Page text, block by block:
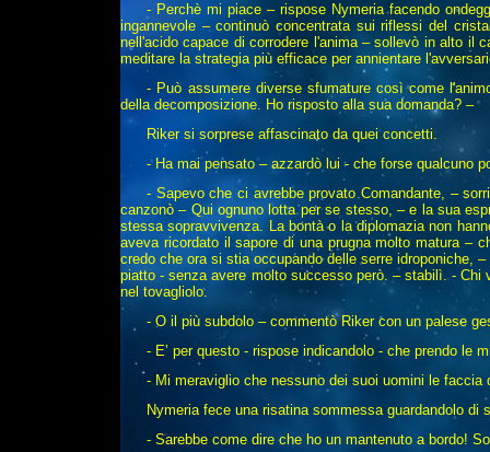
- Perchè mi piace – rispose Nymeria facendo
ingannevole – continuò concentrata sui riflessi del
nell'acido capace di corrodere l'anima – sollevò in alto il
meditare la strategia più efficace per annientare
- Può assumere diverse sfumature così come
della decomposizione. Ho risposto alla sua domanda? –
Riker si sorprese affascinato da quei concetti.
- Ha mai pensato – azzardò lui - che forse qualcuno
- Sapevo che ci avrebbe provato Comandante, –
canzonò – Qui ognuno lotta per se stesso, – e la sua
stessa sopravvivenza. La bontà o la diplomazia non
aveva ricordato il sapore di una prugna molto matura –
credo che ora si stia occupando delle serre idroponiche,
piatto - senza avere molto successo però. – stabilì. - Chi
nel tovagliolo.
- O il più subdolo – commentò Riker con un palese
- E’ per questo - rispose indicandolo - che prendo le
- Mi meraviglio che nessuno dei suoi uomini le faccia
Nymeria fece una risatina sommessa guardandolo di
- Sarebbe come dire che ho un mantenuto a bordo!